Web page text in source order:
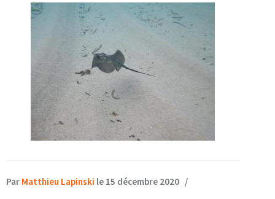
Par Matthieu Lapinski le 15 décembre 2020 /